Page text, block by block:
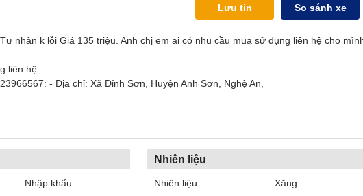
Lưu tin So sánh xe
nhân k lỗi Giá 135 triệu. Anh chị em ai có nhu cầu mua sử dụng liên hệ cho
liên hệ:
- Địa chỉ: Xã Đỉnh Sơn, Huyện Anh Sơn, Nghệ An,
Nhập khẩu
Nhiên liệu
Nhiên liệu Xăng